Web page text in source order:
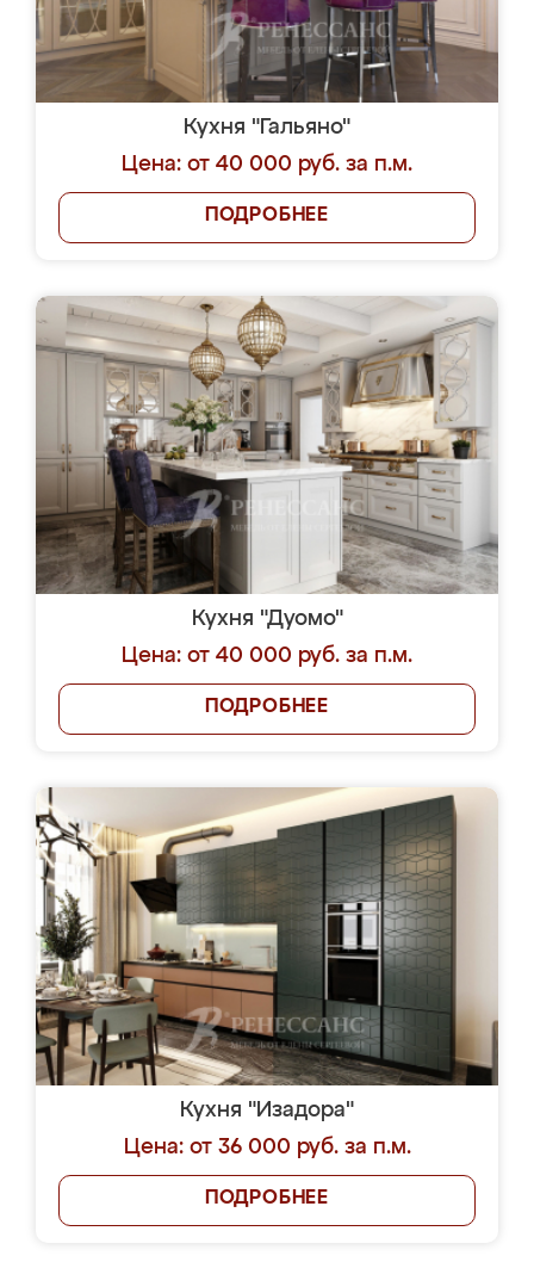
Кухня "Гальяно"
Цена: от 40 000 руб. за п.м.
ПОДРОБНЕЕ
Кухня "Дуомо"
Цена: от 40 000 руб. за п.м.
ПОДРОБНЕЕ
Кухня "Изадора"
Цена: от 36 000 руб. за п.м.
ПОДРОБНЕЕ